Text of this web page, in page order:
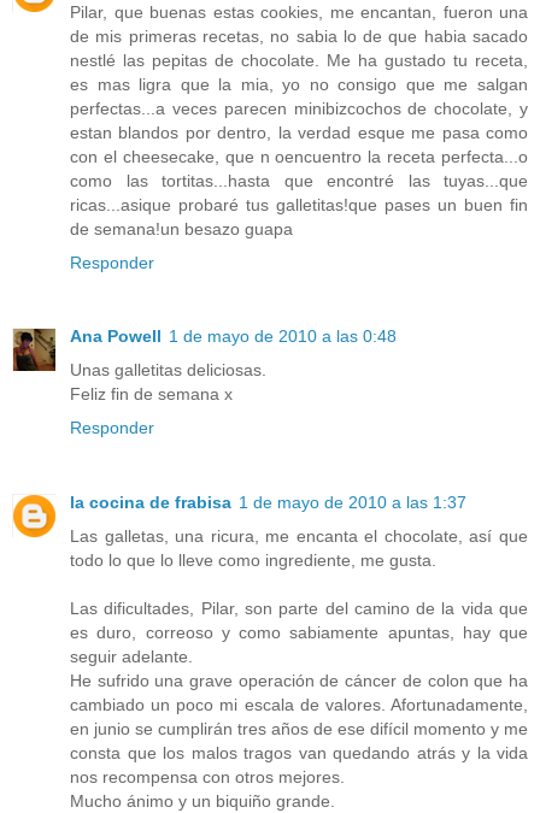
Pilar, que buenas estas cookies, me encantan, fueron una
de mis primeras recetas, no sabia lo de que habia sacado
nestlé las pepitas de chocolate. Me ha gustado tu receta,
es mas ligra que la mia, yo no consigo que me salgan
perfectas...a veces parecen minibizcochos de chocolate, y
estan blandos por dentro, la verdad esque me pasa como
con el cheesecake, que n oencuentro la receta perfecta...o
como las tortitas...hasta que encontré las tuyas...que
ricas...asique probaré tus galletitas!que pases un buen fin
de semana!un besazo guapa
Responder
Ana Powell 1 de mayo de 2010 a las 0:48
Unas galletitas deliciosas.
Feliz fin de semana x
Responder
la cocina de frabisa 1 de mayo de 2010 a las 1:37
Las galletas, una ricura, me encanta el chocolate, así que
todo lo que lo lleve como ingrediente, me gusta.
Las dificultades, Pilar, son parte del camino de la vida que
es duro, correoso y como sabiamente apuntas, hay que
seguir adelante.
He sufrido una grave operación de cáncer de colon que ha
cambiado un poco mi escala de valores. Afortunadamente,
en junio se cumplirán tres años de ese difícil momento y me
consta que los malos tragos van quedando atrás y la vida
nos recompensa con otros mejores.
Mucho ánimo y un biquiño grande.